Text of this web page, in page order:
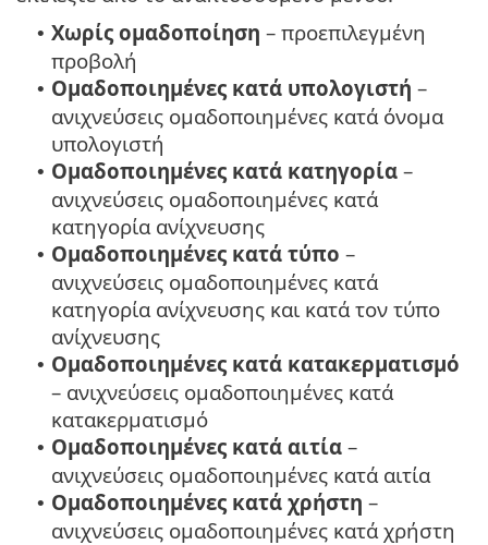
• Χωρίς ομαδοποίηση – προεπιλεγμένη
προβολή
• Ομαδοποιημένες κατά υπολογιστή –
ανιχνεύσεις ομαδοποιημένες κατά όνομα
υπολογιστή
• Ομαδοποιημένες κατά κατηγορία –
ανιχνεύσεις ομαδοποιημένες κατά
κατηγορία ανίχνευσης
• Ομαδοποιημένες κατά τύπο –
ανιχνεύσεις ομαδοποιημένες κατά
κατηγορία ανίχνευσης και κατά τον τύπο
ανίχνευσης
• Ομαδοποιημένες κατά κατακερματισμό
– ανιχνεύσεις ομαδοποιημένες κατά
κατακερματισμό
• Ομαδοποιημένες κατά αιτία –
ανιχνεύσεις ομαδοποιημένες κατά αιτία
• Ομαδοποιημένες κατά χρήστη –
ανιχνεύσεις ομαδοποιημένες κατά χρήστη